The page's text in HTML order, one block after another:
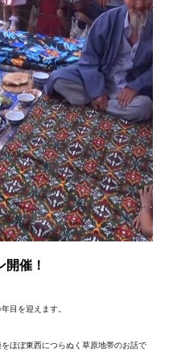
催！
目を迎えます。
ほぼ東西につらぬく草原地帯のお話で